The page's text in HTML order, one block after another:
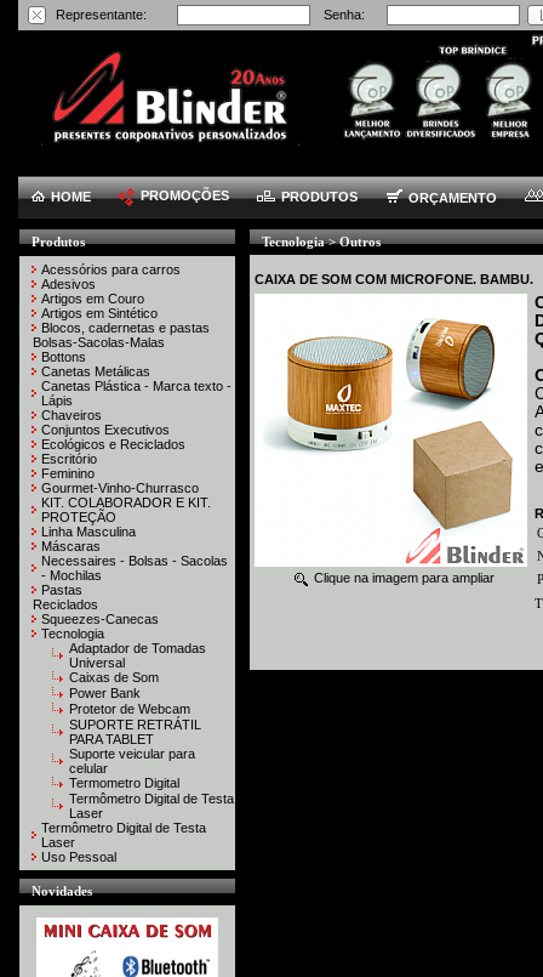
Representante: Senha:
HOME PROMOÇÕES PRODUTOS ORÇAMENTO
Produtos
Acessórios para carros
Adesivos
Artigos em Couro
Artigos em Sintético
Blocos, cadernetas e pastas
Bolsas-Sacolas-Malas
Bottons
Canetas Metálicas
Canetas Plástica - Marca texto -
Lápis
Chaveiros
Conjuntos Executivos
Ecológicos e Reciclados
Escritório
Feminino
Gourmet-Vinho-Churrasco
KIT. COLABORADOR E KIT.
PROTEÇÃO
Linha Masculina
Máscaras
Necessaires - Bolsas - Sacolas
- Mochilas
Pastas
Reciclados
Squeezes-Canecas
Tecnologia
Adaptador de Tomadas
Universal
Caixas de Som
Power Bank
Protetor de Webcam
SUPORTE RETRÁTIL
PARA TABLET
Suporte veicular para
celular
Termometro Digital
Termômetro Digital de Testa
Laser
Termômetro Digital de Testa
Laser
Uso Pessoal
Novidades
Tecnologia > Outros
CAIXA DE SOM COM MICROFONE. BAMBU.
Clique na imagem para ampliar